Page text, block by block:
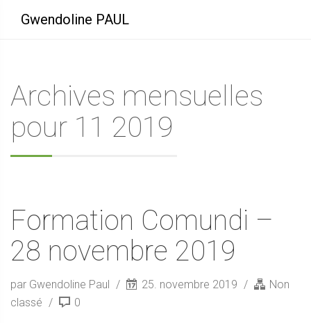
Gwendoline PAUL
Archives mensuelles
pour 11 2019
Formation Comundi –
28 novembre 2019
par Gwendoline Paul 25. novembre 2019
Non
classé
0